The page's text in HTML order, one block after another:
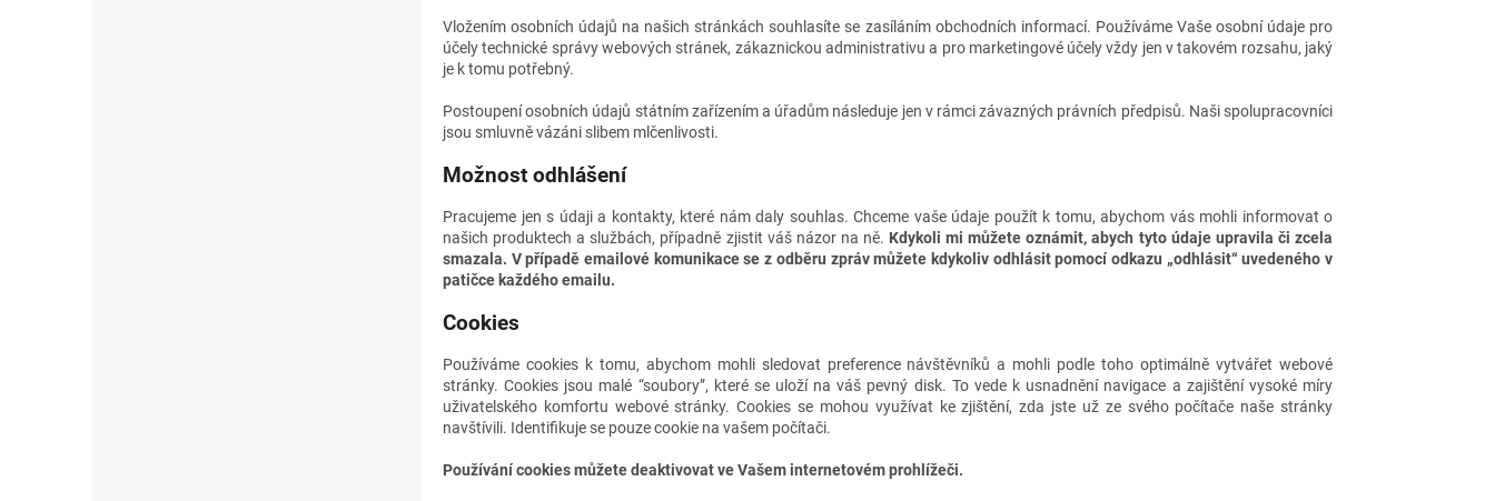
Vložením osobních údajů na našich stránkách souhlasíte se zasíláním obchodních informací. Používáme Vaše osobní údaje pro
účely technické správy webových stránek, zákaznickou administrativu a pro marketingové účely vždy jen v takovém rozsahu, jaký
je k tomu potřebný.
Postoupení osobních údajů státním zařízením a úřadům následuje jen v rámci závazných právních předpisů. Naši spolupracovníci
jsou smluvně vázáni slibem mlčenlivosti.
Možnost odhlášení
Pracujeme jen s údaji a kontakty, které nám daly souhlas. Chceme vaše údaje použít k tomu, abychom vás mohli informovat o
našich produktech a službách, případně zjistit váš názor na ně. Kdykoli mi můžete oznámit, abych tyto údaje upravila či zcela
smazala. V případě emailové komunikace se z odběru zpráv můžete kdykoliv odhlásit pomocí odkazu „odhlásit“ uvedeného v
patičce každého emailu.
Cookies
Používáme cookies k tomu, abychom mohli sledovat preference návštěvníků a mohli podle toho optimálně vytvářet webové
stránky. Cookies jsou malé “soubory”, které se uloží na váš pevný disk. To vede k usnadnění navigace a zajištění vysoké míry
uživatelského komfortu webové stránky. Cookies se mohou využívat ke zjištění, zda jste už ze svého počítače naše stránky
navštívili. Identifikuje se pouze cookie na vašem počítači.
Používání cookies můžete deaktivovat ve Vašem internetovém prohlížeči.